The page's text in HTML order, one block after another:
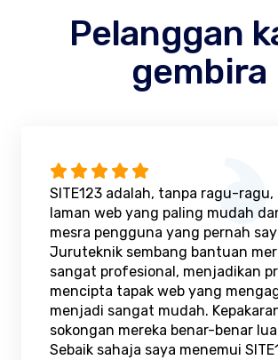
Pelanggan
gembira
SITE123 adalah, tanpa ragu-ragu,
laman web yang paling mudah
mesra pengguna yang pernah
Juruteknik sembang bantuan
sangat profesional, menjadikan
mencipta tapak web yang
menjadi sangat mudah.
sokongan mereka benar-benar
Sebaik sahaja saya menemui